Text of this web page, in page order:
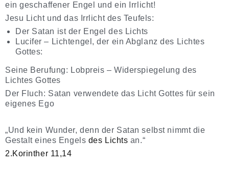
ein geschaffener Engel und ein Irrlicht!
Jesu Licht und das Irrlicht des Teufels:
Der Satan ist der Engel des Lichts
Lucifer – Lichtengel, der ein Abglanz des Lichtes
Gottes:
Seine Berufung: Lobpreis – Widerspiegelung des
Lichtes Gottes
Der Fluch: Satan verwendete das Licht Gottes für sein
eigenes Ego
„Und kein Wunder, denn der Satan selbst nimmt die
Gestalt eines Engels des Lichts an.“
2.Korinther 11,14